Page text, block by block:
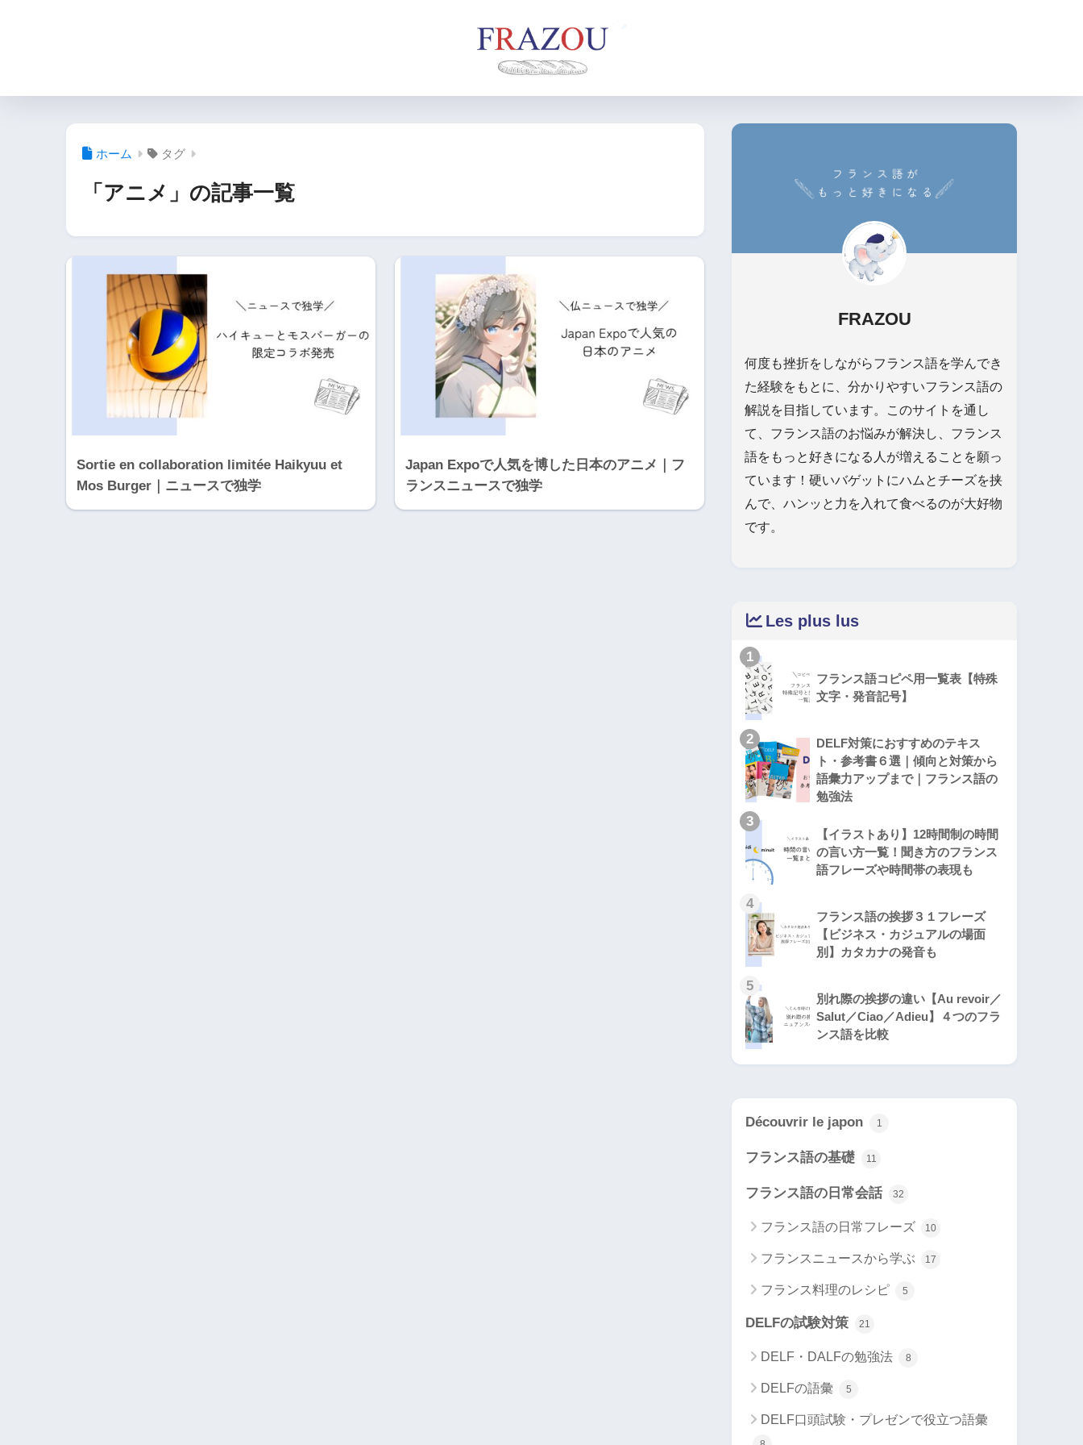
ホーム タグ
「アニメ」の記事一覧
Sortie en collaboration limitée Haikyuu et
Mos Burger｜ニュースで独学
Japan Expoで人気を博した日本のアニメ｜フ
ランスニュースで独学
FRAZOU
何度も挫折をしながらフランス語を学んでき
た経験をもとに、分かりやすいフランス語の
解説を目指しています。このサイトを通し
て、フランス語のお悩みが解決し、フランス
語をもっと好きになる人が増えることを願っ
ています！硬いバゲットにハムとチーズを挟
んで、ハンッと力を入れて食べるのが大好物
です。
Les plus lus
1
フランス語コピペ用一覧表【特殊
文字・発音記号】
2
DELF対策におすすめのテキス
ト・参考書６選｜傾向と対策から
語彙力アップまで｜フランス語の
勉強法
3
【イラストあり】12時間制の時間
の言い方一覧！聞き方のフランス
語フレーズや時間帯の表現も
4
フランス語の挨拶３１フレーズ
【ビジネス・カジュアルの場面
別】カタカナの発音も
5
別れ際の挨拶の違い【Au revoir／
Salut／Ciao／Adieu】４つのフラ
ンス語を比較
Découvrir le japon 1
フランス語の基礎 11
フランス語の日常会話 32
フランス語の日常フレーズ 10
フランスニュースから学ぶ 17
フランス料理のレシピ 5
DELFの試験対策 21
DELF・DALFの勉強法 8
DELFの語彙 5
DELF口頭試験・プレゼンで役立つ語彙